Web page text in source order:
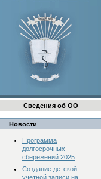
Сведения об ОО
Новости
Программа
долгосрочных
сбережений 2025
Создание детской
учетной записи на